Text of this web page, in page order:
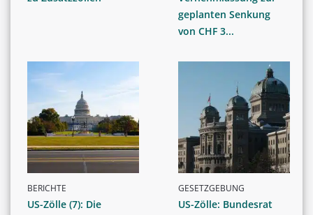
geplanten Senkung
von CHF 3...
BERICHTE
US-Zölle (7): Die
GESETZGEBUNG
US-Zölle: Bundesrat